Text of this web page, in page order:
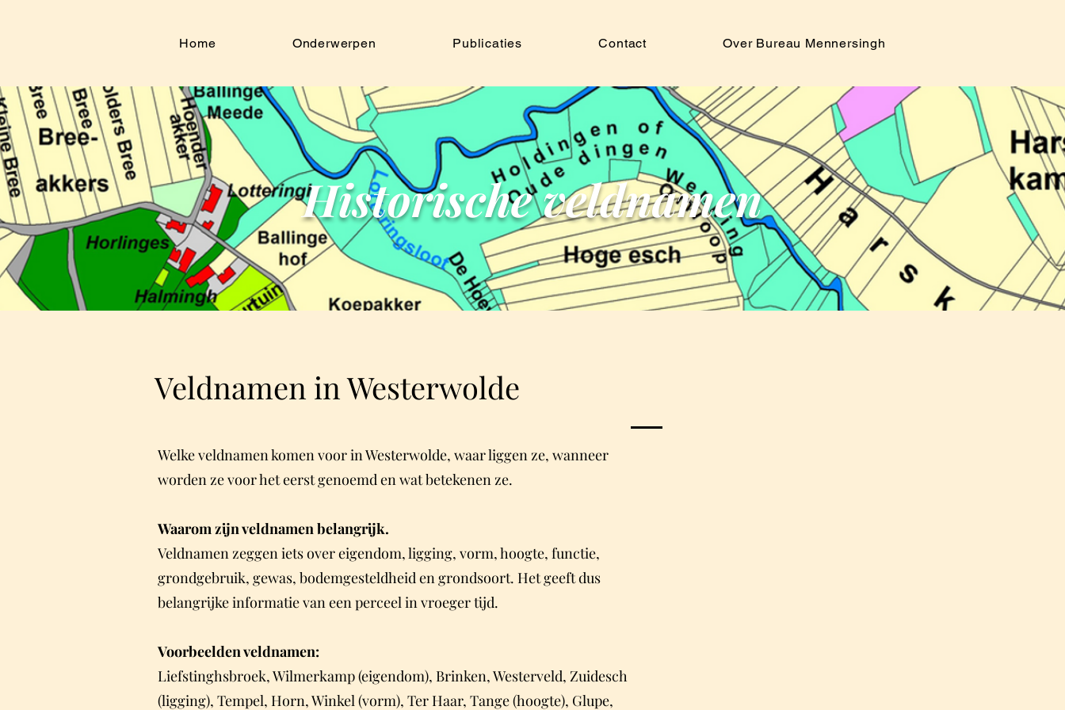
Home Onderwerpen Publicaties Contact Over Bureau Mennersingh
Historische veldnamen
Veldnamen in Westerwolde
Welke veldnamen komen voor in Westerwolde, waar liggen ze, wanneer
worden ze voor het eerst genoemd en wat betekenen ze.
Waarom zijn veldnamen belangrijk.
Veldnamen zeggen iets over eigendom, ligging, vorm, hoogte, functie,
grondgebruik, gewas, bodemgesteldheid en grondsoort. Het geeft dus
belangrijke informatie van een perceel in vroeger tijd.
Voorbeelden veldnamen:
Liefstinghsbroek, Wilmerkamp (eigendom), Brinken, Westerveld, Zuidesch
(ligging), Tempel, Horn, Winkel (vorm), Ter Haar, Tange (hoogte), Glupe,